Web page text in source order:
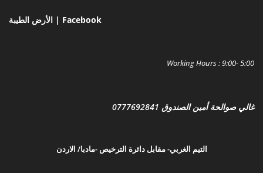
الأرض الطيبة | Facebook
Working Hours : 9:00- 5:00
غالي صوالحة أمين الصندوق 0777692841
التيم الغربي- مقابل دائرة الترخيص -مادبا/ الاردن